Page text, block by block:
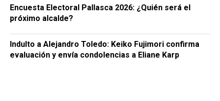
Encuesta Electoral Pallasca 2026: ¿Quién será el
próximo alcalde?
Indulto a Alejandro Toledo: Keiko Fujimori confirma
evaluación y envía condolencias a Eliane Karp